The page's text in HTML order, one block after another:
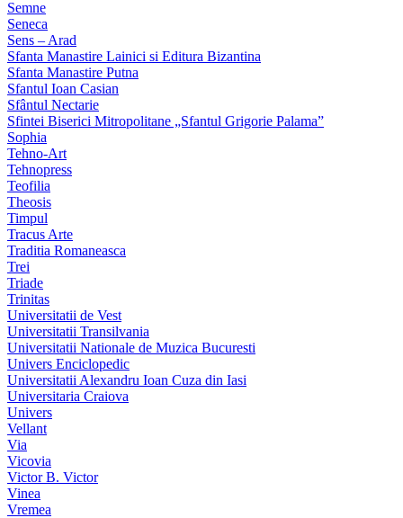
Semne
Seneca
Sens – Arad
Sfanta Manastire Lainici si Editura Bizantina
Sfanta Manastire Putna
Sfantul Ioan Casian
Sfântul Nectarie
Sfintei Biserici Mitropolitane „Sfantul Grigorie Palama”
Sophia
Tehno-Art
Tehnopress
Teofilia
Theosis
Timpul
Tracus Arte
Traditia Romaneasca
Trei
Triade
Trinitas
Universitatii de Vest
Universitatii Transilvania
Universitatii Nationale de Muzica Bucuresti
Univers Enciclopedic
Universitatii Alexandru Ioan Cuza din Iasi
Universitaria Craiova
Univers
Vellant
Via
Vicovia
Victor B. Victor
Vinea
Vremea